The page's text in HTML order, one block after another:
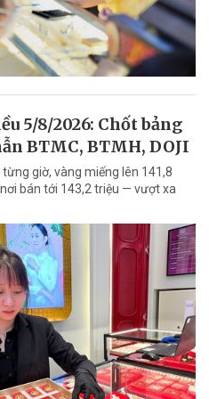
5/8/2026: Chốt bảng
BTMC, BTMH, DOJI
giờ, vàng miếng lên 141,8
bán tới 143,2 triệu — vượt xa